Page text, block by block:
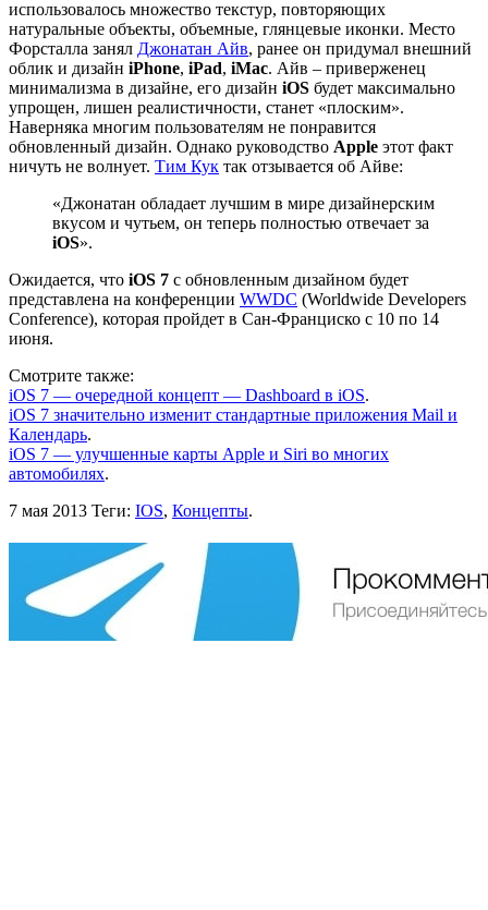
использовалось множество текстур, повторяющих
натуральные объекты, объемные, глянцевые иконки. Место
Форсталла занял Джонатан Айв, ранее он придумал внешний
облик и дизайн iPhone, iPad, iMac. Айв – приверженец
минимализма в дизайне, его дизайн iOS будет максимально
упрощен, лишен реалистичности, станет «плоским».
Наверняка многим пользователям не понравится
обновленный дизайн. Однако руководство Apple этот факт
ничуть не волнует. Тим Кук так отзывается об Айве:
«Джонатан обладает лучшим в мире дизайнерским
вкусом и чутьем, он теперь полностью отвечает за
iOS».
Ожидается, что iOS 7 с обновленным дизайном будет
представлена на конференции WWDC (Worldwide Developers
Conference), которая пройдет в Сан-Франциско с 10 по 14
июня.
Смотрите также:
iOS 7 — очередной концепт — Dashboard в iOS.
iOS 7 значительно изменит стандартные приложения Mail и
Календарь.
iOS 7 — улучшенные карты Apple и Siri во многих
автомобилях.
7 мая 2013 Теги: IOS, Концепты.